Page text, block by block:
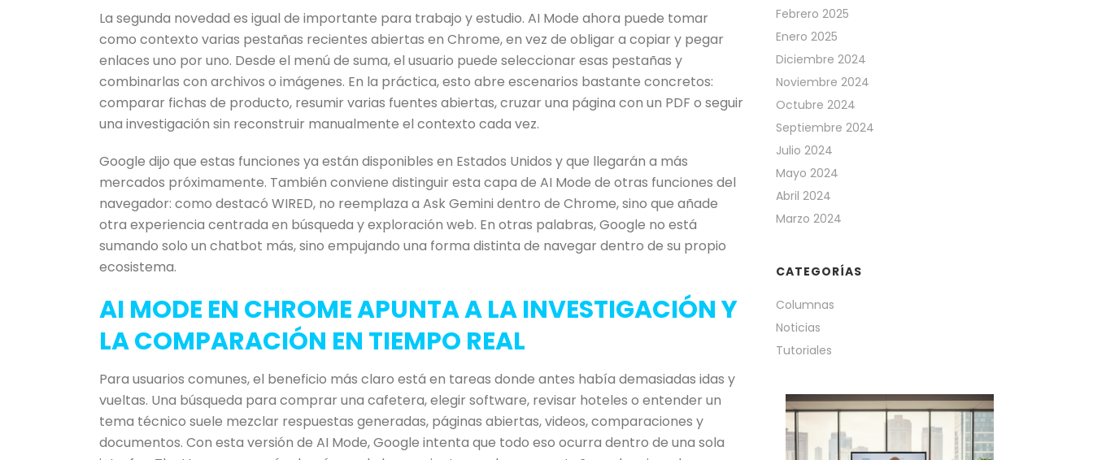
La segunda novedad es igual de importante para trabajo y estudio. AI Mode ahora puede tomar
como contexto varias pestañas recientes abiertas en Chrome, en vez de obligar a copiar y pegar
enlaces uno por uno. Desde el menú de suma, el usuario puede seleccionar esas pestañas y
combinarlas con archivos o imágenes. En la práctica, esto abre escenarios bastante concretos:
comparar fichas de producto, resumir varias fuentes abiertas, cruzar una página con un PDF o seguir
una investigación sin reconstruir manualmente el contexto cada vez.
Google dijo que estas funciones ya están disponibles en Estados Unidos y que llegarán a más
mercados próximamente. También conviene distinguir esta capa de AI Mode de otras funciones del
navegador: como destacó WIRED, no reemplaza a Ask Gemini dentro de Chrome, sino que añade
otra experiencia centrada en búsqueda y exploración web. En otras palabras, Google no está
sumando solo un chatbot más, sino empujando una forma distinta de navegar dentro de su propio
ecosistema.
AI MODE EN CHROME APUNTA A LA INVESTIGACIÓN Y
LA COMPARACIÓN EN TIEMPO REAL
Para usuarios comunes, el beneficio más claro está en tareas donde antes había demasiadas idas y
vueltas. Una búsqueda para comprar una cafetera, elegir software, revisar hoteles o entender un
tema técnico suele mezclar respuestas generadas, páginas abiertas, videos, comparaciones y
documentos. Con esta versión de AI Mode, Google intenta que todo eso ocurra dentro de una sola
Febrero 2025
Enero 2025
Diciembre 2024
Noviembre 2024
Octubre 2024
Septiembre 2024
Julio 2024
Mayo 2024
Abril 2024
Marzo 2024
CATEGORÍAS
Columnas
Noticias
Tutoriales